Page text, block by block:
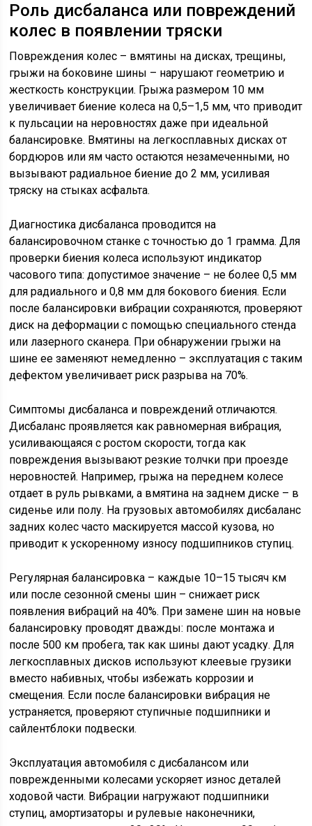
Роль дисбаланса или повреждений
колес в появлении тряски
Повреждения колес – вмятины на дисках, трещины,
грыжи на боковине шины – нарушают геометрию и
жесткость конструкции. Грыжа размером 10 мм
увеличивает биение колеса на 0,5–1,5 мм, что приводит
к пульсации на неровностях даже при идеальной
балансировке. Вмятины на легкосплавных дисках от
бордюров или ям часто остаются незамеченными, но
вызывают радиальное биение до 2 мм, усиливая
тряску на стыках асфальта.
Диагностика дисбаланса проводится на
балансировочном станке с точностью до 1 грамма. Для
проверки биения колеса используют индикатор
часового типа: допустимое значение – не более 0,5 мм
для радиального и 0,8 мм для бокового биения. Если
после балансировки вибрации сохраняются, проверяют
диск на деформации с помощью специального стенда
или лазерного сканера. При обнаружении грыжи на
шине ее заменяют немедленно – эксплуатация с таким
дефектом увеличивает риск разрыва на 70%.
Симптомы дисбаланса и повреждений отличаются.
Дисбаланс проявляется как равномерная вибрация,
усиливающаяся с ростом скорости, тогда как
повреждения вызывают резкие толчки при проезде
неровностей. Например, грыжа на переднем колесе
отдает в руль рывками, а вмятина на заднем диске – в
сиденье или полу. На грузовых автомобилях дисбаланс
задних колес часто маскируется массой кузова, но
приводит к ускоренному износу подшипников ступиц.
Регулярная балансировка – каждые 10–15 тысяч км
или после сезонной смены шин – снижает риск
появления вибраций на 40%. При замене шин на новые
балансировку проводят дважды: после монтажа и
после 500 км пробега, так как шины дают усадку. Для
легкосплавных дисков используют клеевые грузики
вместо набивных, чтобы избежать коррозии и
смещения. Если после балансировки вибрация не
устраняется, проверяют ступичные подшипники и
сайлентблоки подвески.
Эксплуатация автомобиля с дисбалансом или
поврежденными колесами ускоряет износ деталей
ходовой части. Вибрации нагружают подшипники
ступиц, амортизаторы и рулевые наконечники,